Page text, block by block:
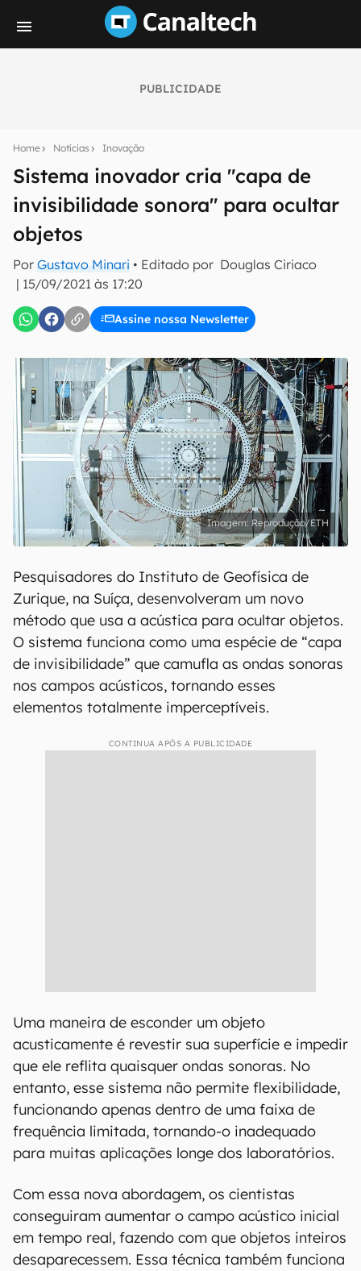
PUBLICIDADE
Home Notícias Inovação
Sistema inovador cria "capa de
invisibilidade sonora" para ocultar
objetos
Por Gustavo Minari • Editado por Douglas Ciriaco
| 15/09/2021 às 17:20
Assine nossa Newsletter
notícias e reviews sobre tecnologia em primeira
mão.
E-mail
inscreva-se
Confirmo que li, aceito e concordo com os Termos de
Uso e Política de Privacidade do Canaltech.
Reprodução/ETH
Pesquisadores do Instituto de Geofísica de
Zurique, na Suíça, desenvolveram um novo
método que usa a acústica para ocultar objetos.
O sistema funciona como uma espécie de “capa
de invisibilidade” que camufla as ondas sonoras
nos campos acústicos, tornando esses
elementos totalmente imperceptíveis.
CONTINUA APÓS A PUBLICIDADE
Uma maneira de esconder um objeto
acusticamente é revestir sua superfície e impedir
que ele reflita quaisquer ondas sonoras. No
entanto, esse sistema não permite flexibilidade,
funcionando apenas dentro de uma faixa de
frequência limitada, tornando-o inadequado
para muitas aplicações longe dos laboratórios.
Com essa nova abordagem, os cientistas
conseguiram aumentar o campo acústico inicial
em tempo real, fazendo com que objetos inteiros
desaparecessem. Essa técnica também funciona